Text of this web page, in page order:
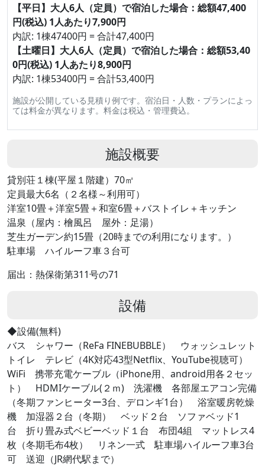
【平日】大人6人（定員）で宿泊した場合：総額47,400
円(税込) 1人あたり7,900円
内訳: 1棟47400円 = 合計47,400円
【土曜日】大人6人（定員）で宿泊した場合：総額53,40
0円(税込) 1人あたり8,900円
内訳: 1棟53400円 = 合計53,400円
施設が公開している見積り例です。宿泊日・人数・プランによっ
ては料金が異なります。料金は税込・管理費込。
施設概要
貸別荘１棟(平屋１階建）70㎡
定員最大6名（２名様～利用可）
洋室10畳＋洋室5畳＋和室6畳＋バストイレ＋キッチン
温泉（屋内：檜風呂 屋外：足湯）
芝生ガーデン約15畳（20時までの利用になります。）
駐車場 ハイルーフ車３台可
届出：熱保衛第311号の71
設備
◆設備(無料)
バス シャワー（ReFa FINEBUBBLE） ウォッシュレット
トイレ テレビ（4K対応43型Netflix、YouTube視聴可）
WiFi 携帯充電ケーブル（iPhone用、android用各２セッ
ト） HDMIケーブル(２ｍ) 洗濯機 各部屋エアコン完備
（冬期ファンヒーター3台、デロンギ1台） 浴室暖房乾燥
機 加湿器２台（冬期） ベッド２台 ソファベッド1
台 折り畳み式ベビーベッド１台 布団4組 マットレス4
枚（冬期毛布4枚） リネン一式 駐車場ハイルーフ車3台
可 送迎（JR網代駅まで）